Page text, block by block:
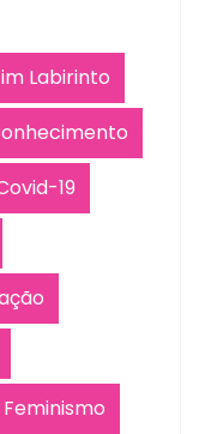
Labirinto
19
Feminismo